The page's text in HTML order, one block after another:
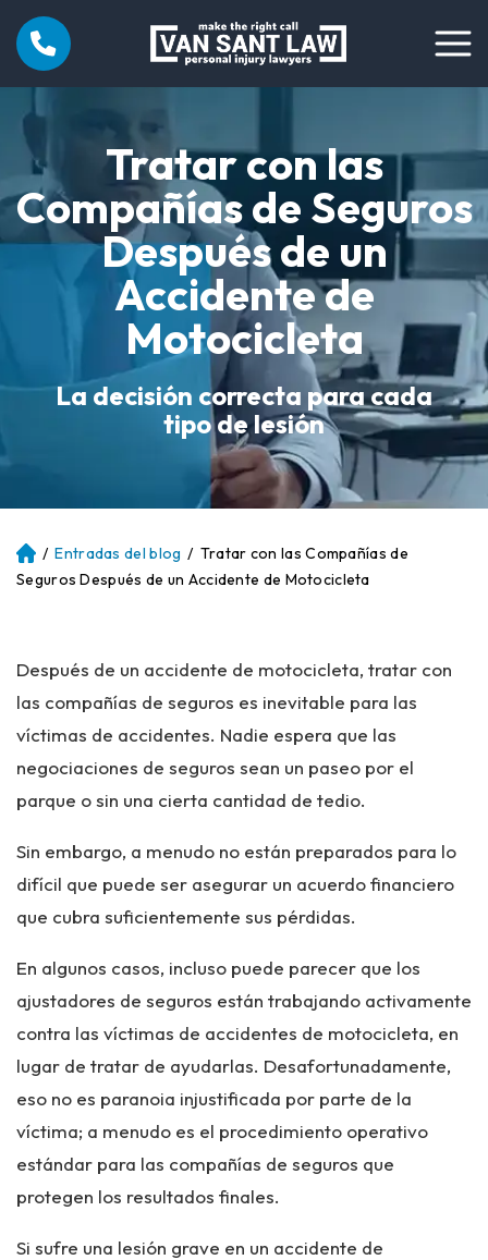
Tratar con las
Compañías de Seguros
Después de un
Accidente de
Motocicleta
La decisión correcta para cada
tipo de lesión
Ini
ci
/ Entradas del blog / Tratar con las Compañías de
Seguros Después de un Accidente de Motocicleta
Después de un accidente de motocicleta, tratar con
las compañías de seguros es inevitable para las
víctimas de accidentes. Nadie espera que las
negociaciones de seguros sean un paseo por el
parque o sin una cierta cantidad de tedio.
Sin embargo, a menudo no están preparados para lo
difícil que puede ser asegurar un acuerdo financiero
que cubra suficientemente sus pérdidas.
En algunos casos, incluso puede parecer que los
ajustadores de seguros están trabajando activamente
contra las víctimas de accidentes de motocicleta, en
lugar de tratar de ayudarlas. Desafortunadamente,
eso no es paranoia injustificada por parte de la
víctima; a menudo es el procedimiento operativo
estándar para las compañías de seguros que
protegen los resultados finales.
Si sufre una lesión grave en un accidente de